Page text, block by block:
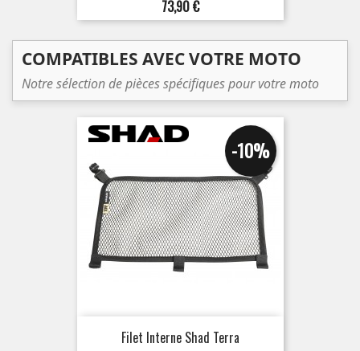
Prix
73,90 €
COMPATIBLES AVEC VOTRE MOTO
Notre sélection de pièces spécifiques pour votre moto
Filet Interne Shad Terra
-10%